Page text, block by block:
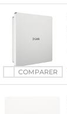
COMPARER